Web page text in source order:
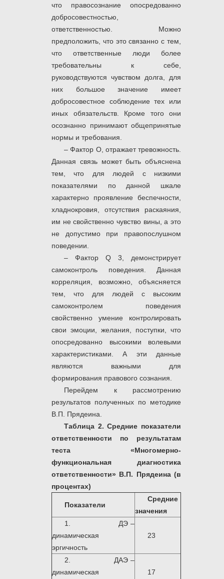
что правосознание опосредованно
добросовестностью,
ответственностью. Можно
предположить, что это связанно с тем,
что ответственные люди более
требовательны к себе,
руководствуются чувством долга, для
них большое значение имеет
добросовестное соблюдение тех или
иных обязательств. Кроме того они
осознанно принимают общепринятые
нормы и требования.
– Фактор О, отражает тревожность.
Данная связь может быть объяснена
тем, что для людей с низкими
показателями по данной шкале
характерно проявление беспечности,
хладнокровия, отсутствия раскаяния,
им не свойственно чувство вины, а это
не допустимо при правопослушном
поведении.
– Фактор Q 3, демонстрирует
самоконтроль поведения. Данная
корреляция, возможно, объясняется
тем, что для людей с высоким
самоконтролем поведения
свойственно умение контролировать
свои эмоции, желания, поступки, что
опосредованно высокими волевыми
характеристиками. А эти данные
являются важными для
формирования правового сознания.
Перейдем к рассмотрению
результатов полученных по методике
В.П. Прядеина.
Таблица 2. Средние показатели
ответственности по результатам
теста «Многомерно-
функциональная диагностика
ответственности» В.П. Прядеина (в
процентах)
Показатели
Средние
значения
1. ДЭ –
динамическая
эргичность
23
2. ДАЭ –
динамическая
17